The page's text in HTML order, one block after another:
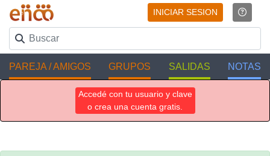
INICIAR SESION
PAREJA / AMIGOS GRUPOS SALIDAS NOTAS
Accedé con tu usuario y clave
o crea una cuenta gratis.